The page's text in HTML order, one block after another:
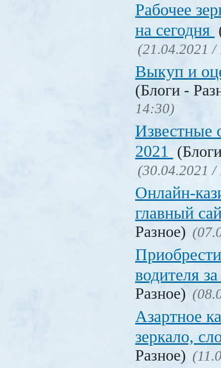
Рабочее
на сегодня
(21.04.2021 /
Выкуп и
(Блоги -
14:30)
Известные
2021
(30.04.2021 /
Онлайн-
главный
Разное)
водителя
Разное)
Азартное
зеркало,
Разное)